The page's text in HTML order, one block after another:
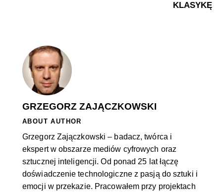
KLASYKĘ
GRZEGORZ ZAJĄCZKOWSKI
ABOUT AUTHOR
Grzegorz Zajączkowski – badacz, twórca i
ekspert w obszarze mediów cyfrowych oraz
sztucznej inteligencji. Od ponad 25 lat łączę
doświadczenie technologiczne z pasją do sztuki i
emocji w przekazie. Pracowałem przy projektach